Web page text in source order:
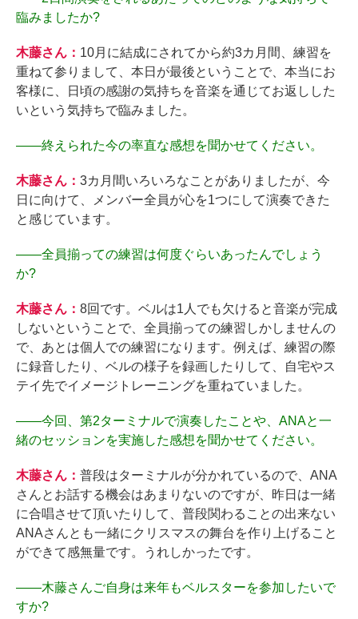
臨みましたか?
木藤さん： 10月に結成にされてから約3カ月間、練習を
重ねて参りまして、本日が最後ということで、本当にお
客様に、日頃の感謝の気持ちを音楽を通じてお返しした
いという気持ちで臨みました。
――終えられた今の率直な感想を聞かせてください。
木藤さん： 3カ月間いろいろなことがありましたが、今
日に向けて、メンバー全員が心を1つにして演奏できた
と感じています。
――全員揃っての練習は何度ぐらいあったんでしょう
か?
木藤さん： 8回です。ベルは1人でも欠けると音楽が完成
しないということで、全員揃っての練習しかしませんの
で、あとは個人での練習になります。例えば、練習の際
に録音したり、ベルの様子を録画したりして、自宅やス
テイ先でイメージトレーニングを重ねていました。
――今回、第2ターミナルで演奏したことや、ANAと一
緒のセッションを実施した感想を聞かせてください。
木藤さん： 普段はターミナルが分かれているので、ANA
さんとお話する機会はあまりないのですが、昨日は一緒
に合唱させて頂いたりして、普段関わることの出来ない
ANAさんとも一緒にクリスマスの舞台を作り上げること
ができて感無量です。うれしかったです。
――木藤さんご自身は来年もベルスターを参加したいで
すか?